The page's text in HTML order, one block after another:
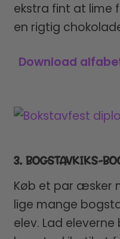
ekstra fint at lime
en rigtig
Download
3. BOGSTAVKIKS-
Køb et par æsker
lige mange
elev. Lad